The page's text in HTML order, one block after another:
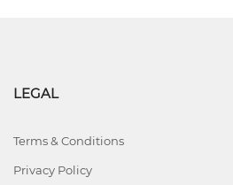
LEGAL
Terms & Conditions
Privacy Policy